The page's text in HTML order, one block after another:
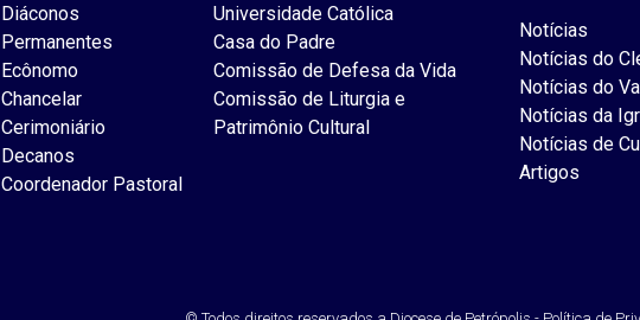
Diáconos
Permanentes
Ecônomo
Chancelar
Cerimoniário
Decanos
Coordenador Pastoral
Universidade Católica
Casa do Padre
Comissão de Defesa da Vida
Comissão de Liturgia e
Patrimônio Cultural
Notícias
Notícias do
Notícias do
Notícias da
Notícias de
Artigos